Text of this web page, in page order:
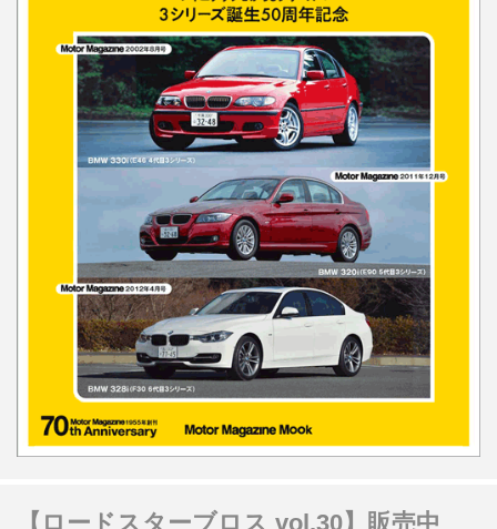
【ロードスターブロス vol.30】販売中